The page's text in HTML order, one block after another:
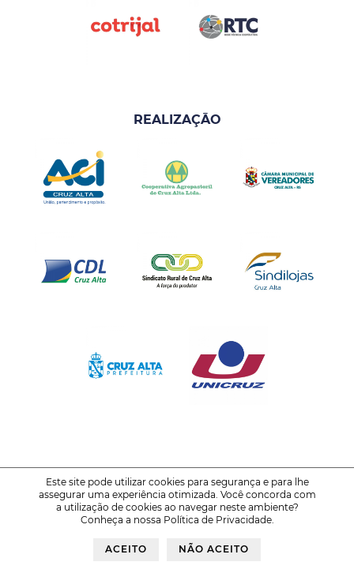
REALIZAÇÃO
© 2021-2026FENATRIGO - Feira Nacional do Trigo
Política de Privacidade Voltar ao Topo
Este site pode utilizar cookies para segurança e para lhe
assegurar uma experiência otimizada. Você concorda com
a utilização de cookies ao navegar neste ambiente?
Conheça a nossa Política de Privacidade.
ACEITO NÃO ACEITO